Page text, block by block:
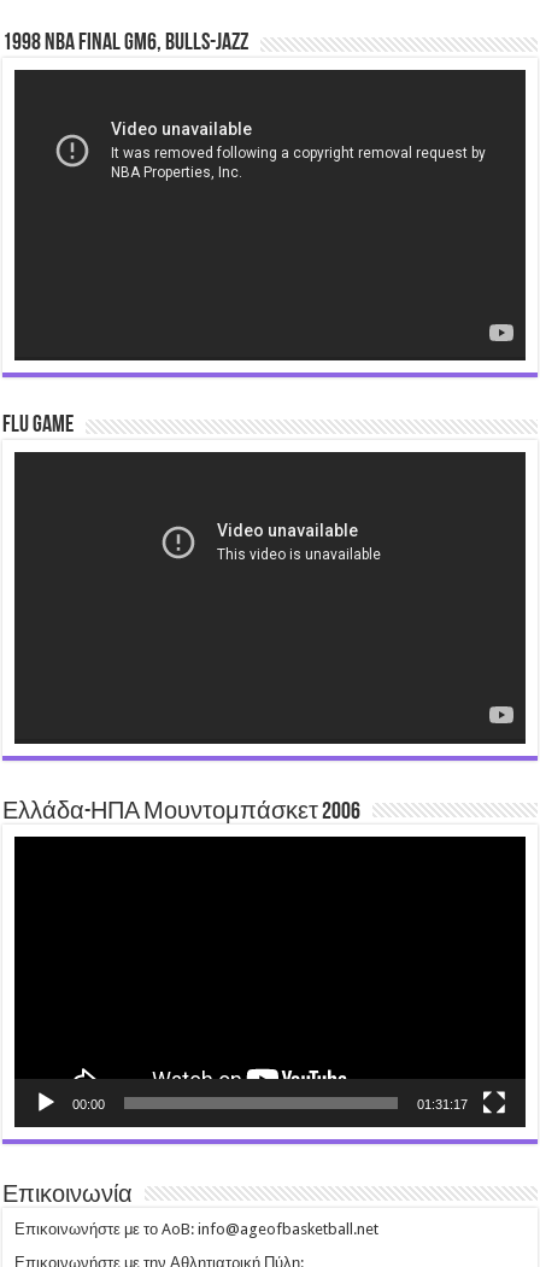
1998 NBA Final gm6, Bulls-Jazz
Flu Game
Ελλάδα-ΗΠΑ Μουντομπάσκετ 2006
00:00 01:31:17
Επικοινωνία
Επικοινωνήστε με το AoB: info@ageofbasketball.net
Επικοινωνήστε με την Αθλητιατρική Πύλη: